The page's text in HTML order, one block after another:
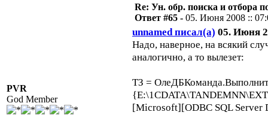
PVR
God Member
Re: Ун. обр. поиска и отбора
Ответ #65 - 05. Июня 2008 ::
unnamed писал(а) 05. Июня
Надо, наверное, на всякий
аналогично, а то вылезет:
ТЗ =
[Microsoft][ODBC SQL Server